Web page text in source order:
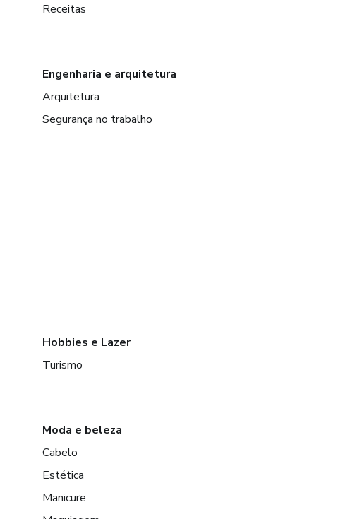
Receitas
Engenharia e arquitetura
Arquitetura
Segurança no trabalho
Hobbies e Lazer
Turismo
Moda e beleza
Cabelo
Estética
Manicure